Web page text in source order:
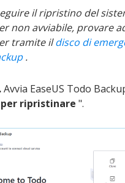
il ripristino del
non avviabile, provare
tramite ildisco di
.
Avvia EaseUS Todo
ripristinare ".